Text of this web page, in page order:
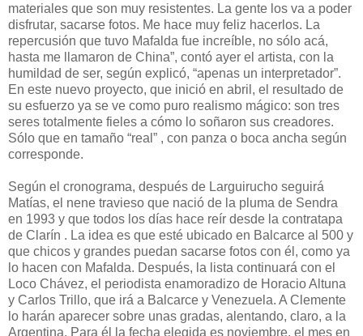
materiales que son muy resistentes. La gente los va a poder
disfrutar, sacarse fotos. Me hace muy feliz hacerlos. La
repercusión que tuvo Mafalda fue increíble, no sólo acá,
hasta me llamaron de China”, contó ayer el artista, con la
humildad de ser, según explicó, “apenas un interpretador”.
En este nuevo proyecto, que inició en abril, el resultado de
su esfuerzo ya se ve como puro realismo mágico: son tres
seres totalmente fieles a cómo lo soñaron sus creadores.
Sólo que en tamaño “real” , con panza o boca ancha según
corresponde.
Según el cronograma, después de Larguirucho seguirá
Matías, el nene travieso que nació de la pluma de Sendra
en 1993 y que todos los días hace reír desde la contratapa
de Clarín . La idea es que esté ubicado en Balcarce al 500 y
que chicos y grandes puedan sacarse fotos con él, como ya
lo hacen con Mafalda. Después, la lista continuará con el
Loco Chávez, el periodista enamoradizo de Horacio Altuna
y Carlos Trillo, que irá a Balcarce y Venezuela. A Clemente
lo harán aparecer sobre unas gradas, alentando, claro, a la
Argentina. Para él la fecha elegida es noviembre, el mes en